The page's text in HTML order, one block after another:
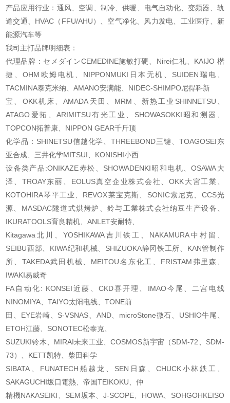
产品应用行业：通风、空调、制冷、供暖、电气自动化、变频器、轨
道交通、HVAC（FFU/AHU）、空气净化、风力发电、工业医疗、新
能源汽车等
我司主打品牌明细表：
代理品牌：セメダインCEMEDINE施敏打硬、Nirei仁礼、KAIJO 楷
捷、OHM欧姆电机、 NIPPONMUKI日本无机、SUIDEN瑞电、
TACMINA泰克米纳、AMANO安满能、NIDEC-SHIMPO尼得科新
宝、OKK机床、AMADA天田、MRM、新热工业SHINNETSU、
ATAGO爱拓、ARIMITSU有光工业、 SHOWASOKKI昭和测器、
TOPCON拓普康、NIPPON GEAR千斤顶
化学品：SHINETSU信越化学、THREEBOND三键、TOAGOSEI东
亚合成、三井化学MITSUI、KONISHI小西
设备类产品:ONIKAZE赤松、SHOWADENKI昭和电机、OSAWA大
泽、TROAY东丽、EOLUS真空企业株式会社、OKK大宮工業、
KOTOHIRA琴平工业、REVOX莱宝克斯、SONIC索尼克、CCS光
源、MASDAC隧道式烘烤炉、鈴与工業株式会社纳豆生产设备、
IKURATOOLS育良精机、ANLET安耐特、
Kitagawa北川、YOSHIKAWA吉川铁工、NAKAMURA中村留、
SEIBU西部、KIWA纪和机械、SHIZUOKA静冈铁工所、KAN管制作
所、TAKEDA武田机械、MEITOU名东化工、FRISTAM弗里森、
IWAKI易威奇
FA自动化: KONSEI近藤、CKD喜开理、IMAO今尾、二宫电线
NINOMIYA、TAIYO太阳电线、TONE前
田、EYE岩崎、S-VSNAS、AND、microStone微石、USHIO牛尾、
ETOH江藤、SONOTEC松泰克、
SUZUKI铃木、MIRAI未来工业、COSMOS新宇宙（SDM-72、SDM-
73）、KETT凯特、柴田科学
SIBATA、FUNATECH船越龙、SEN日森、CHUCK小林鉄工、
SAKAGUCHI坂口電熱、帝国TEIKOKU、仲
精機NAKASEIKI、SEM坂本、J-SCOPE、HOWA、SOHGOHKEISO